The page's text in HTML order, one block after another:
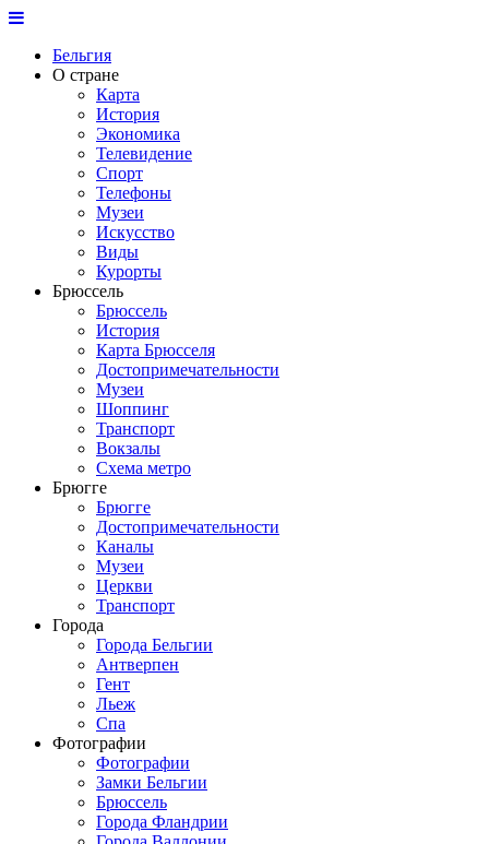
Бельгия
О стране
Карта
История
Экономика
Телевидение
Спорт
Телефоны
Музеи
Искусство
Виды
Курорты
Брюссель
Брюссель
История
Карта Брюсселя
Достопримечательности
Музеи
Шоппинг
Транспорт
Вокзалы
Схема метро
Брюгге
Брюгге
Достопримечательности
Каналы
Музеи
Церкви
Транспорт
Города
Города Бельгии
Антверпен
Гент
Льеж
Спа
Фотографии
Фотографии
Замки Бельгии
Брюссель
Города Фландрии